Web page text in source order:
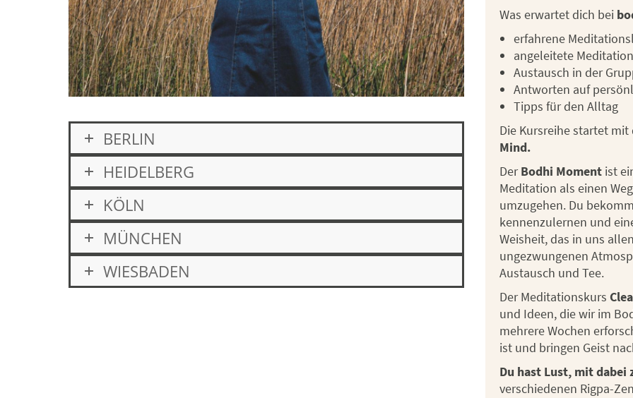
BERLIN
HEIDELBERG
KÖLN
MÜNCHEN
WIESBADEN
Was erwartet dich bei
erfahrene
angeleitete
Austausch in der
Antworten auf
Tipps für den Alltag
Die Kursreihe startet mit
Mind.
DerBodhi Moment ist
Meditation als einen
umzugehen. Du
kennenzulernen und
Weisheit, das in uns
ungezwungenen
Austausch und Tee.
Der Meditationskurs
und Ideen, die wir im
mehrere Wochen
ist und bringen Geist
Du hast Lust, mit dabei
verschiedenen Rigpa-